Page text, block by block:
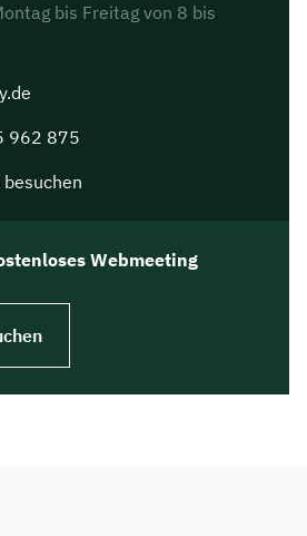
bis Freitag von 8 bis
962 875
Webmeeting